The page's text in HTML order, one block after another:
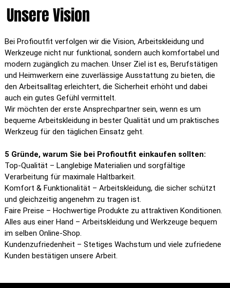
Unsere Vision
Bei Profioutfit verfolgen wir die Vision, Arbeitskleidung und
Werkzeuge nicht nur funktional, sondern auch komfortabel und
modern zugänglich zu machen. Unser Ziel ist es, Berufstätigen
und Heimwerkern eine zuverlässige Ausstattung zu bieten, die
den Arbeitsalltag erleichtert, die Sicherheit erhöht und dabei
auch ein gutes Gefühl vermittelt.
Wir möchten der erste Ansprechpartner sein, wenn es um
bequeme Arbeitskleidung in bester Qualität und um praktisches
Werkzeug für den täglichen Einsatz geht.
5 Gründe, warum Sie bei Profioutfit einkaufen sollten:
Top-Qualität – Langlebige Materialien und sorgfältige
Verarbeitung für maximale Haltbarkeit.
Komfort & Funktionalität – Arbeitskleidung, die sicher schützt
und gleichzeitig angenehm zu tragen ist.
Faire Preise – Hochwertige Produkte zu attraktiven Konditionen.
Alles aus einer Hand – Arbeitskleidung und Werkzeuge bequem
im selben Online-Shop.
Kundenzufriedenheit – Stetiges Wachstum und viele zufriedene
Kunden bestätigen unsere Arbeit.